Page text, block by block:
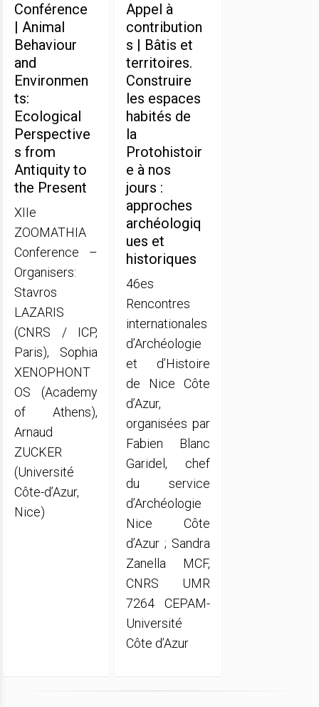
Conférence
| Animal
Behaviour
and
Environmen
ts:
Ecological
Perspective
s from
Antiquity to
the Present
XIIe
ZOOMATHIA
Conference –
Organisers:
Stavros
LAZARIS
(CNRS / ICP,
Paris), Sophia
XENOPHONT
OS (Academy
of Athens),
Arnaud
ZUCKER
(Université
Côte-d’Azur,
Nice)
Appel à
contribution
s | Bâtis et
territoires.
Construire
les espaces
habités de
la
Protohistoir
e à nos
jours :
approches
archéologiq
ues et
historiques
46es
Rencontres
internationales
d’Archéologie
et d’Histoire
de Nice Côte
d’Azur,
organisées par
Fabien Blanc
Garidel, chef
du service
d’Archéologie
Nice Côte
d’Azur ; Sandra
Zanella MCF,
CNRS UMR
7264 CEPAM-
Université
Côte d’Azur